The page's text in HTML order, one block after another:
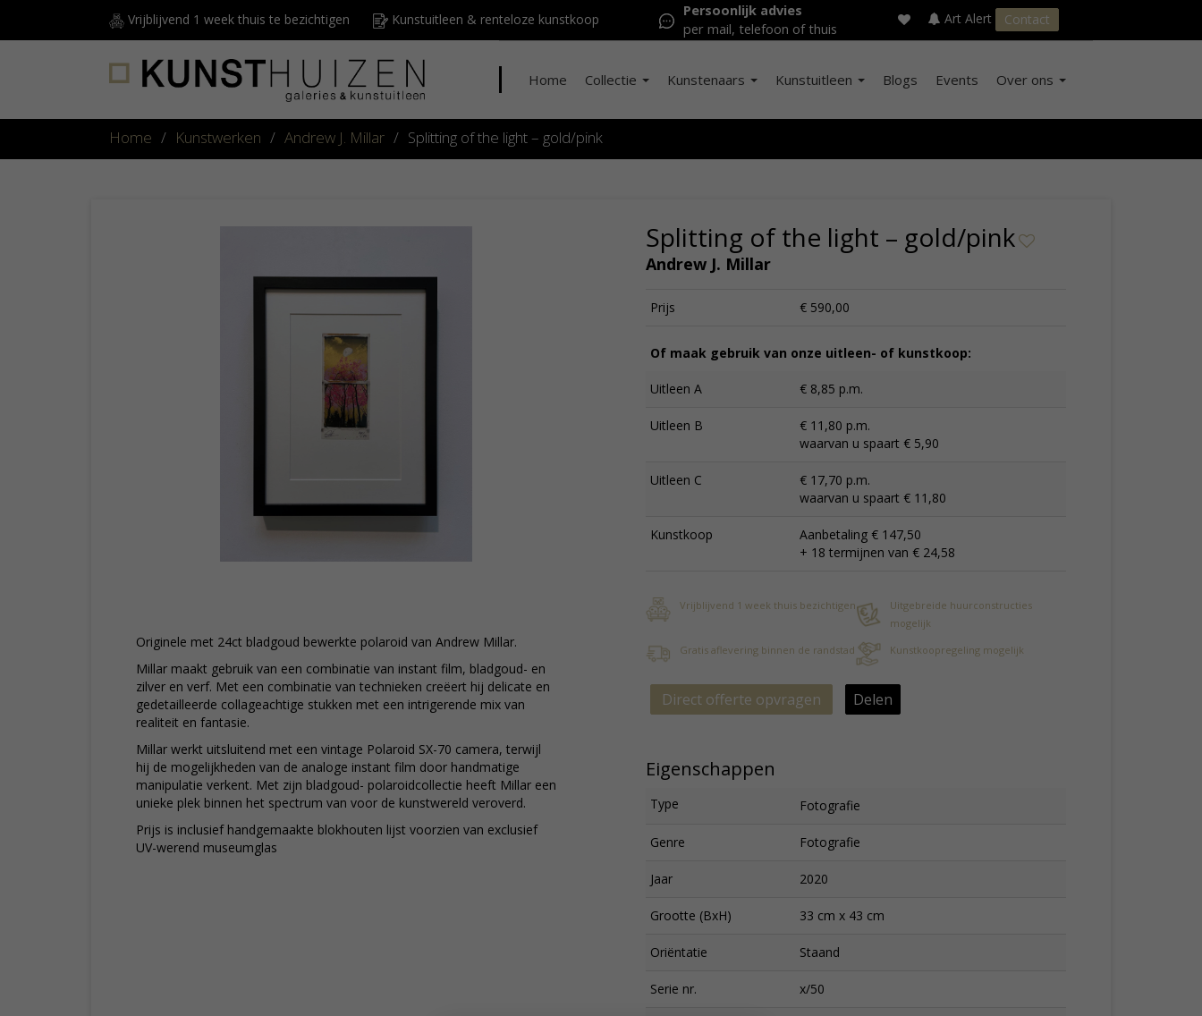
Vrijblijvend 1 week thuis te bezichtigen Kunstuitleen & renteloze kunstkoop
Persoonlijk advies
per mail, telefoon of thuis
Art Alert Contact
Home Collectie Kunstenaars Kunstuitleen Blogs Events Over ons
Home / Kunstwerken / Andrew J. Millar / Splitting of the light – gold/pink
Originele met 24ct bladgoud bewerkte polaroid van Andrew Millar.
Millar maakt gebruik van een combinatie van instant film, bladgoud- en
zilver en verf. Met een combinatie van technieken creëert hij delicate en
gedetailleerde collageachtige stukken met een intrigerende mix van
realiteit en fantasie.
Millar werkt uitsluitend met een vintage Polaroid SX-70 camera, terwijl
hij de mogelijkheden van de analoge instant film door handmatige
manipulatie verkent. Met zijn bladgoud- polaroidcollectie heeft Millar een
unieke plek binnen het spectrum van voor de kunstwereld veroverd.
Prijs is inclusief handgemaakte blokhouten lijst voorzien van exclusief
UV-werend museumglas
Splitting of the light – gold/pink
Andrew J. Millar
Prijs € 590,00
Of maak gebruik van onze uitleen- of kunstkoop:
Uitleen A € 8,85 p.m.
Uitleen B
€ 11,80 p.m.
waarvan u spaart € 5,90
Uitleen C
€ 17,70 p.m.
waarvan u spaart € 11,80
Kunstkoop
Aanbetaling € 147,50
+ 18 termijnen van € 24,58
Vrijblijvend 1 week thuis bezichtigen
Uitgebreide huurconstructies
mogelijk
Gratis aflevering binnen de randstad
Kunstkoopregeling mogelijk
Direct offerte opvragen Delen
Eigenschappen
Type Fotografie
Genre Fotografie
Jaar 2020
Grootte (BxH) 33 cm x 43 cm
Oriëntatie Staand
Serie nr. x/50